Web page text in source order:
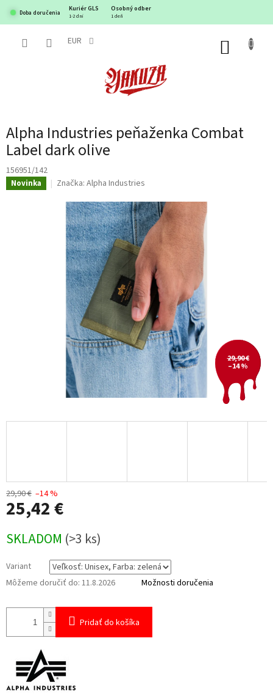
obsah
Doba doručenia
Kuriér GLS Osobný odber
1-2 dni 1 deň
EUR
Alpha Industries peňaženka Combat
Label dark olive
156951/142
Novinka Značka: Alpha Industries
29,90 €
–14 %
29,90 € –14 %
25,42 €
cena:
SKLADOM (>3 ks)
Variant
Môžeme doručiť do: 11.8.2026 Možnosti doručenia
Pridať do košíka